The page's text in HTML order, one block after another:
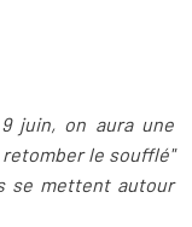
juin, on aura une
le soufflé"
se mettent autour